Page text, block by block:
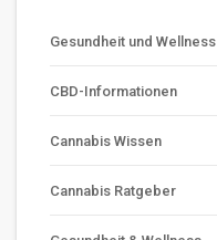
Gesundheit und Wellness
CBD-Informationen
Cannabis Wissen
Cannabis Ratgeber